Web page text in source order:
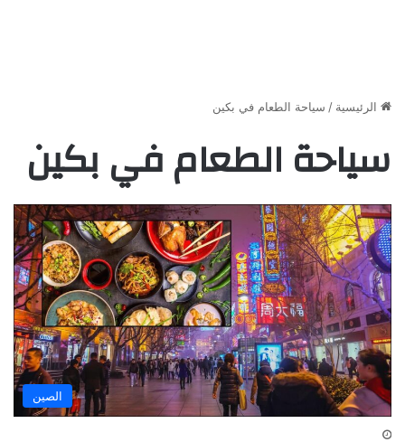
الرئيسية / سياحة الطعام في بكين
سياحة الطعام في بكين
الصين